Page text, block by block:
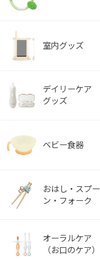
室内グッズ
デイリーケア
グッズ
ベビー食器
おはし・スプー
ン・フォーク
オーラルケア
（お口のケア）